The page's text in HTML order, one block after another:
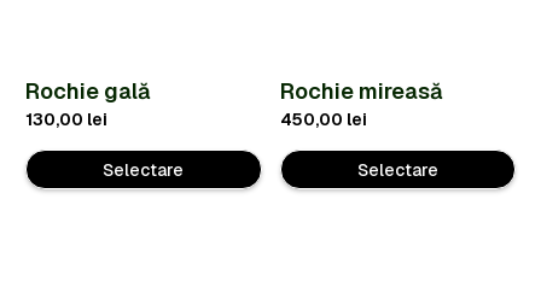
Rochie gală
130,00 lei
Selectare
Rochie mireasă
450,00 lei
Selectare